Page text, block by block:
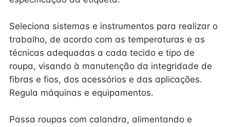
Seleciona sistemas e instrumentos para realizar o
trabalho, de acordo com as temperaturas e as
técnicas adequadas a cada tecido e tipo de
roupa, visando à manutenção da integridade de
fibras e fios, dos acessórios e das aplicações.
Regula máquinas e equipamentos.
Passa roupas com calandra, alimentando e